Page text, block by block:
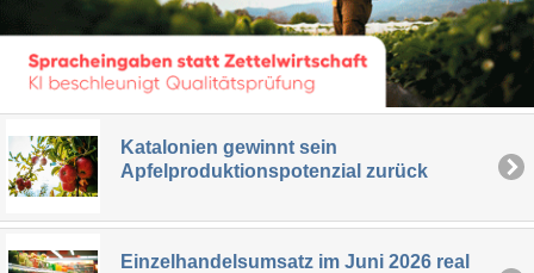
Katalonien gewinnt sein
Apfelproduktionspotenzial zurück
Einzelhandelsumsatz im Juni 2026 real